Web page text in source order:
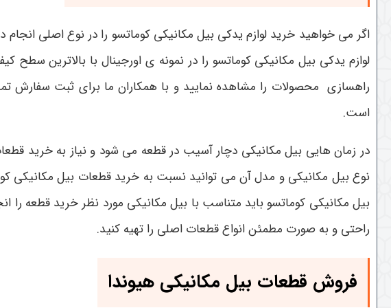
اگر می خواهید خرید لوازم یدکی بیل مکانیکی کوماتسو را در نوع اصلی
لوازم یدکی بیل مکانیکی کوماتسو را در نمونه ی اورجینال با بالاترین سطح
راهسازی محصولات را مشاهده نمایید و با همکاران ما برای ثبت سفارش
است.
در زمان هایی بیل مکانیکی دچار آسیب در قطعه می شود و نیاز به خرید
نوع بیل مکانیکی و مدل آن می توانید نسبت به خرید قطعات بیل مکانیکی
بیل مکانیکی کوماتسو باید متناسب با بیل مکانیکی مورد نظر خرید قطعه را
راحتی و به صورت مطمئن انواع قطعات اصلی را تهیه کنید.
فروش قطعات بیل مکانیکی هیوندا